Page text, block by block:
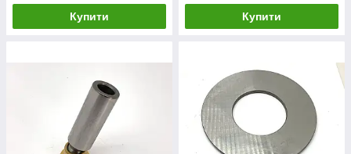
Купити Купити